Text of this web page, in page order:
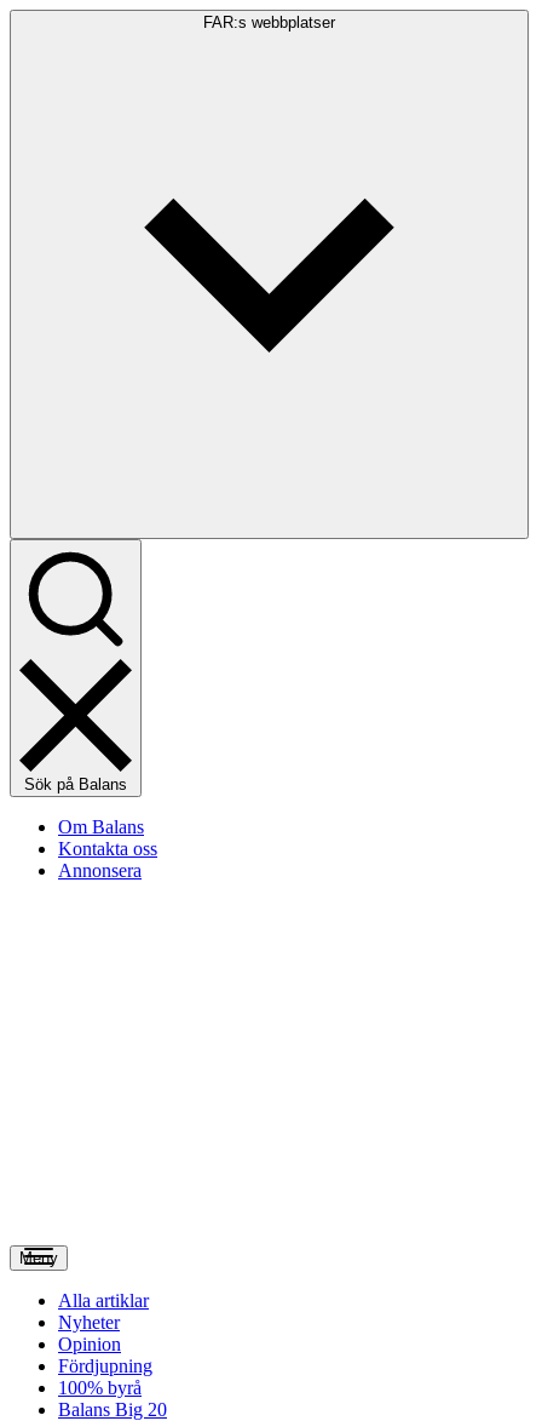
FAR:s webbplatser
Sök på Balans
Om Balans
Kontakta oss
Annonsera
Meny
Alla artiklar
Nyheter
Opinion
Fördjupning
100% byrå
Balans Big 20